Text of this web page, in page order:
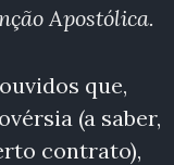
Apostólica.
que,
(a saber,
contrato),